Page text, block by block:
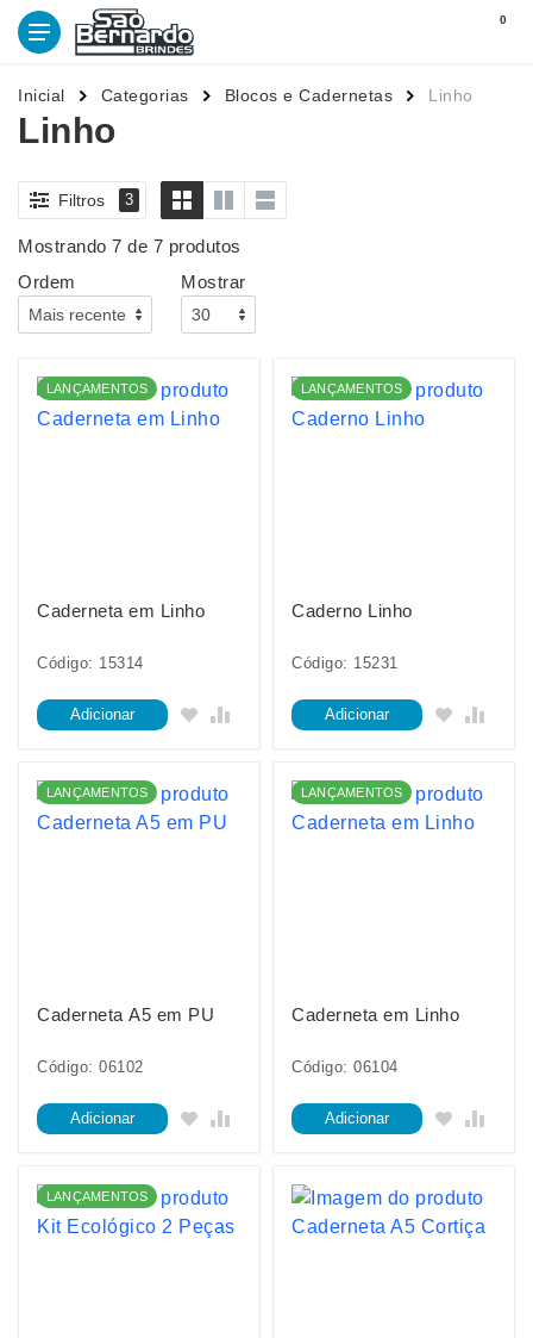
0
Inicial Categorias Blocos e Cadernetas Linho
Linho
Filtros 3
Mostrando 7 de 7 produtos
Ordem
Mostrar
LANÇAMENTOS
Caderneta em Linho
Código: 15314
Adicionar
LANÇAMENTOS
Caderno Linho
Código: 15231
Adicionar
LANÇAMENTOS
Caderneta A5 em PU
Código: 06102
Adicionar
LANÇAMENTOS
Caderneta em Linho
Código: 06104
Adicionar
LANÇAMENTOS